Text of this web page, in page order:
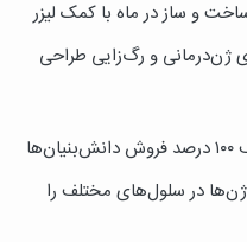
و ساز در ماه با کمک لیزر
ژن‌درمانی و رگ‌زایی طراحی
ژن‌ها در سلول‌های مختلف را